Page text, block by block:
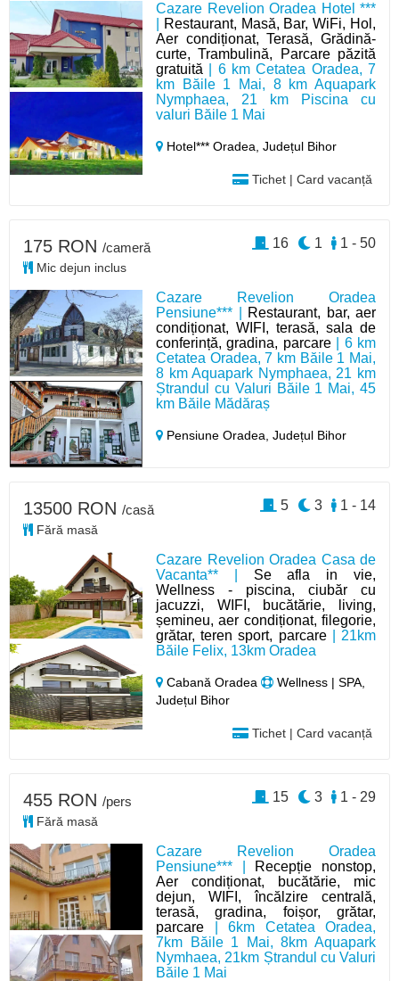
Cazare Revelion Oradea Hotel ***
Restaurant, Masă, Bar, WiFi, Hol,
Aer condiționat, Terasă, Grădină-
curte, Trambulină, Parcare păzită
gratuită | 6 km Cetatea Oradea, 7
km Băile 1 Mai, 8 km Aquapark
Nymphaea, 21 km Piscina cu
valuri Băile 1 Mai
Hotel*** Oradea,Județul Bihor
Tichet | Card vacanță
Cazare Revelion Oradea
Pensiune*** |
Restaurant, bar, aer
condiționat, WIFI, terasă, sala de
conferință, gradina, parcare| 6 km
Cetatea Oradea, 7 km Băile 1 Mai,
8 km Aquapark Nymphaea, 21 km
Ștrandul cu Valuri Băile 1 Mai, 45
km Băile Mădăraș
Pensiune Oradea,Județul Bihor
175 RON /cameră
Mic dejun inclus
1 - 50
1
16
Cazare Revelion Oradea Casa de
Vacanta** | Se afla in vie,
Wellness - piscina, ciubăr cu
jacuzzi, WIFI, bucătărie, living,
șemineu, aer condiționat, filegorie,
grătar, teren sport, parcare| 21km
Băile Felix, 13km Oradea
Cabană Oradea
Wellness | SPA,
Județul Bihor
Tichet | Card vacanță
13500 RON /casă
Fără masă
1 - 14
3
5
Cazare Revelion Oradea
Pensiune*** | Recepție nonstop,
Aer condiționat, bucătărie, mic
dejun, WIFI, încălzire centrală,
terasă, gradina, foișor, grătar,
parcare | 6km Cetatea Oradea,
7km Băile 1 Mai, 8km Aquapark
Nymhaea, 21km Ștrandul cu Valuri
Băile 1 Mai
455 RON /pers
Fără masă
1 - 29
3
15